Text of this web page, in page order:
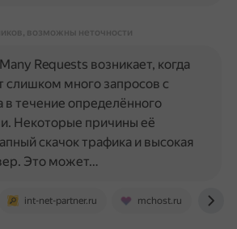
возможны неточности
int-net-partner.ru mchost.ru
Requests возникает, когда
слишком много запросов с
в течение определённого
Некоторые причины её
скачок трафика и высокая
Это может…